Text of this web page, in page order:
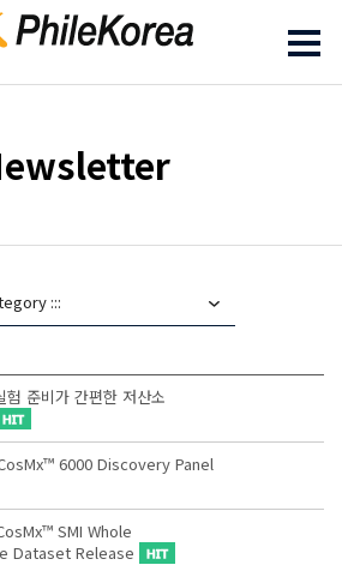
험 준비가 간편한 저산소
6000 Discovery Panel
SMI Whole
Dataset Release